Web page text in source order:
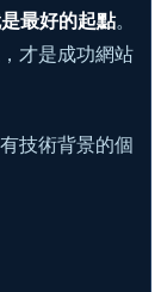
最好的起點。
才是成功網站
技術背景的個